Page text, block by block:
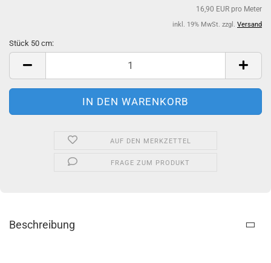
16,90 EUR pro Meter
inkl. 19% MwSt. zzgl. Versand
Stück 50 cm:
Stück
cm
AUF DEN MERKZETTEL
FRAGE ZUM PRODUKT
Beschreibung